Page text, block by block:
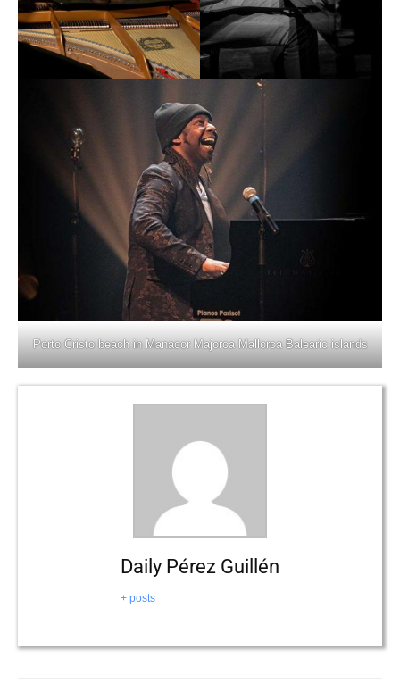
Porto Cristo beach in Manacor Majorca Mallorca Balearic islands
Daily Pérez Guillén
+ posts